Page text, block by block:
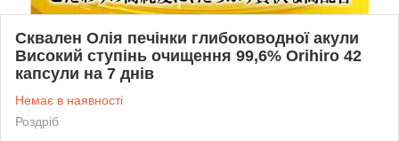
Сквален Олія печінки глибоководної акули
Високий ступінь очищення 99,6% Orihiro 42
капсули на 7 днів
Немає в наявності
Роздріб